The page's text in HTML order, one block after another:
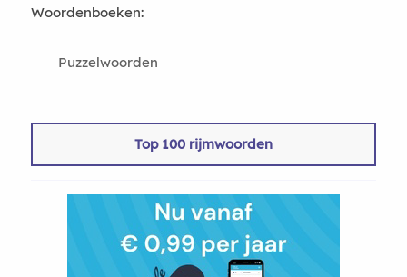
Woordenboeken:
Puzzelwoorden
Top 100 rijmwoorden